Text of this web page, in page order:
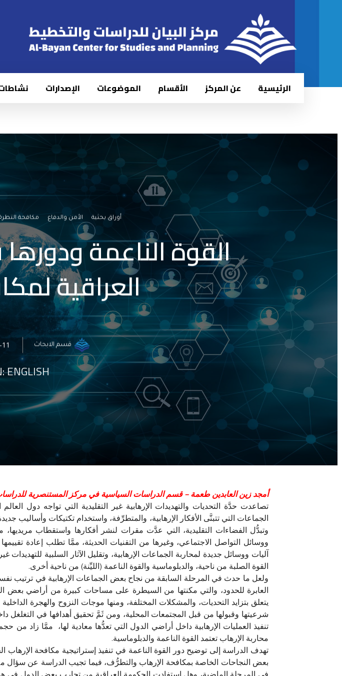
الرئيسية عن المركز الأقسام الموضوعات الإصدارات
أوراق بحثية الأمن والدفاع مكافحة
القوة الناعمة ودورها
العراقية
قسم الابحاث
ENGLISH
أمجد زين العابدين طعمة – قسم الدراسات السياسية في مركز المستنصرية للدراسات
تصاعدت حدَّة التحديات والتهديدات الإرهابية غير التقليدية التي تواجه دول
الجماعات التي تتبنَّى الأفكار الإرهابية، والمتطرِّفة، واستخدام تكتيكات وأساليب
وتبدُّل الفضاءات التقليدية، التي عدَّت مقرات لنشر أفكارها واستقطاب مريديها،
ووسائل التواصل الاجتماعي، وغيرها من التقنيات الحديثة، ممَّا تطلب إعادة
آليات ووسائل جديدة لمحاربة الجماعات الإرهابية، وتقليل الآثار السلبية
القوة الصلبة من ناحية، والدبلوماسية والقوة الناعمة (الليِّنة) من ناحية أخرى.
ولعل ما حدث في المرحلة السابقة من نجاح بعض الجماعات الإرهابية في ترتيب
العابرة للحدود، والتي مكنتها من السيطرة على مساحات كبيرة من أراضي بعض
يتعلق بتزايد التحديات، والمشكلات المختلفة، ومنها موجات النزوح والهجرة
شرعيتها وقبولها من قبل المجتمعات المحلية، ومن ثَمَّ تحقيق أهدافها في التغلغل
تنفيذ العمليات الإرهابية داخل أراضي الدول التي تعدُّها معادية لها، ممَّا زاد
محاربة الإرهاب تعتمد القوة الناعمة والدبلوماسية.
تهدف الدراسة إلى توضيح دور القوة الناعمة في تنفيذ إستراتيجية مكافحة
بعض النجاحات الخاصة بمكافحة الإرهاب والتطرُّف، فيما تجيب الدراسة عن سؤال